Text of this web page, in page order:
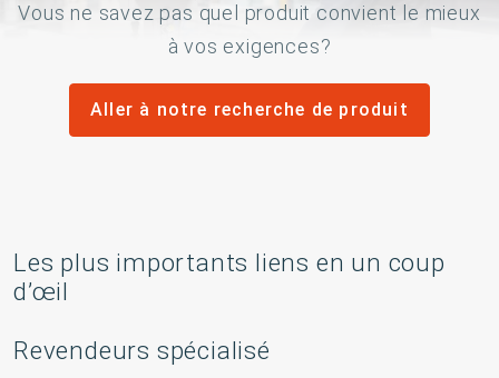
Vous ne savez pas quel produit convient le mieux
à vos exigences?
Aller à notre recherche de produit
Les plus importants liens en un coup
d’œil
Revendeurs spécialisé